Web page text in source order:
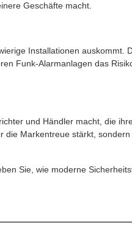
Geschäfte macht.
Installationen auskommt.
Funk-Alarmanlagen das
und Händler macht, die
Markentreue stärkt,
Sie, wie moderne